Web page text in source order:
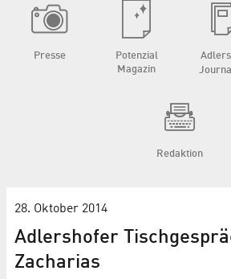
Presse
Potenzial
Magazin
Redaktion
28. Oktober 2014
Adlershofer
Zacharias